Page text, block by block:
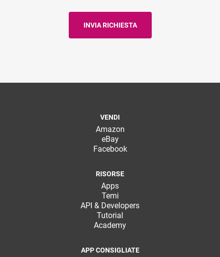
VENDI
Amazon
eBay
Facebook
RISORSE
Apps
Temi
API & Developers
Tutorial
Academy
APP CONSIGLIATE